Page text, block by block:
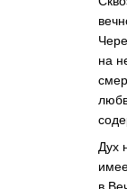
на
Дух
в